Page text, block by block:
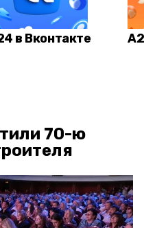
в Вконтакте
70-ю